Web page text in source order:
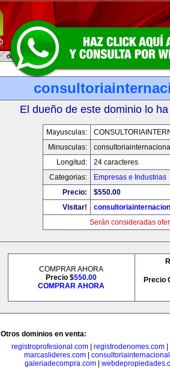
El dueño de este dominio lo
Mayusculas:
Minusculas:
Longitud:
24 caracteres
Categorias:
Empresas e Industrias
Precio:
$550.00
Visitar!
Serán consideradas
COMPRAR AHORA
Precio $550.00
COMPRAR AHORA
Precio
Otros dominios en venta:
registroprofesional.com| registrodenomes.com|
marcaslideres.com
galeriadecompra.com|